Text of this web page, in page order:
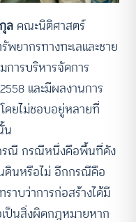
ล คณะนิติศาสตร์
ยากรทางทะเลและชาย
การบริหารจัดการ
และมีผลงานการ
ดยไม่ชอบอยู่หลายที่
น
รณี กรณีหนึ่งคือพื้นที่ดัง
ดินหรือไม่ อีกกรณีคือ
าบว่าการก่อสร้างได้มี
ป็นสิ่งผิดกฎหมายหาก